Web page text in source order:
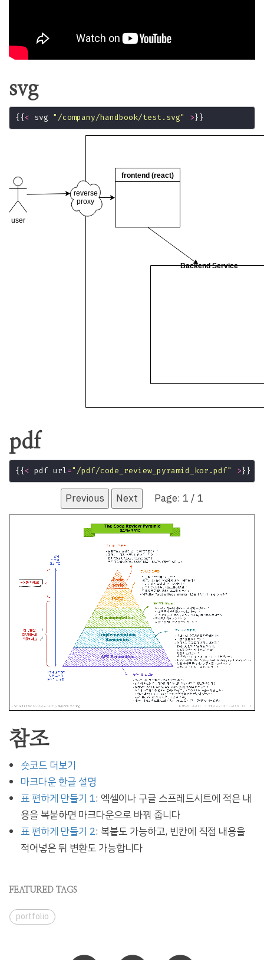
svg
{{ < svg "/company/handbook/test.svg" >
user
reverse
proxy
frontend (react)
Backend Service
pdf
{{ < pdf url="/pdf/code_review_pyramid_kor.pdf" >
Previous Next Page: 1 / 1
참조
숏코드 더보기
마크다운 한글 설명
표 편하게 만들기 1: 엑셀이나 구글 스프레드시트에 적은 내
용을 복붙하면 마크다운으로 바꿔 줍니다
표 편하게 만들기 2: 복붙도 가능하고, 빈칸에 직접 내용을
적어넣은 뒤 변환도 가능합니다
FEATURED TAGS
portfolio